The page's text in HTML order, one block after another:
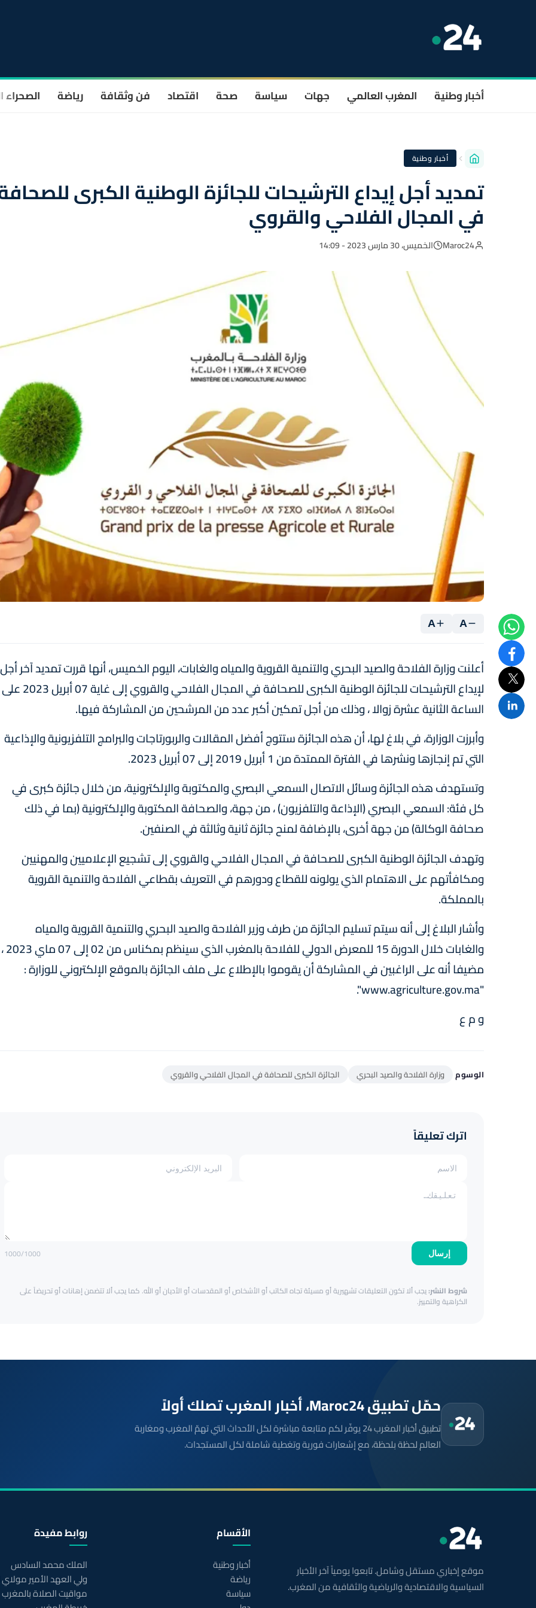
أخبار وطنية المغرب العالمي جهات سياسة صحة اقتصاد فن وثقافة رياضة الصحراء
أخبار وطنية
تمديد أجل إيداع الترشيحات للجائزة الوطنية الكبرى
في المجال الفلاحي والقروي
Maroc24 الخميس، 30 مارس 2023 - 14:09
A
A
أعلنت وزارة الفلاحة والصيد البحري والتنمية القروية والمياه والغابات، اليوم الخميس، أنها قررت تمديد آخر أجل
لإيداع الترشيحات للجائزة الوطنية الكبرى للصحافة في المجال الفلاحي والقروي إلى غاية 07 أبريل 2023 على
الساعة الثانية عشرة زوالا ، وذلك من أجل تمكين أكبر عدد من المرشحين من المشاركة فيها.
وأبرزت الوزارة، في بلاغ لها، أن هذه الجائزة ستتوج أفضل المقالات والربورتاجات والبرامج التلفزيونية والإذاعية
التي تم إنجازها ونشرها في الفترة الممتدة من 1 أبريل 2019 إلى 07 أبريل 2023.
وتستهدف هذه الجائزة وسائل الاتصال السمعي البصري والمكتوبة والإلكترونية، من خلال جائزة كبرى في
كل فئة: السمعي البصري (الإذاعة والتلفزيون) ، من جهة، والصحافة المكتوبة والإلكترونية (بما في ذلك
صحافة الوكالة) من جهة أخرى، بالإضافة لمنح جائزة ثانية وثالثة في الصنفين.
وتهدف الجائزة الوطنية الكبرى للصحافة في المجال الفلاحي والقروي إلى تشجيع الإعلاميين والمهنيين
ومكافأتهم على الاهتمام الذي يولونه للقطاع ودورهم في التعريف بقطاعي الفلاحة والتنمية القروية
بالمملكة.
وأشار البلاغ إلى أنه سيتم تسليم الجائزة من طرف وزير الفلاحة والصيد البحري والتنمية القروية والمياه
والغابات خلال الدورة 15 للمعرض الدولي للفلاحة بالمغرب الذي سينظم بمكناس من 02 إلى 07 ماي 2023 ،
مضيفا أنه على الراغبين في المشاركة أن يقوموا بالإطلاع على ملف الجائزة بالموقع الإلكتروني للوزارة :
"www.agriculture.gov.ma".
و م ع
الوسوم وزارة الفلاحة والصيد البحري الجائزة الكبرى للصحافة في المجال الفلاحي والقروي
اترك تعليقاً
إرسال 1000/1000
شروط النشر:يجب ألا تكون التعليقات تشهيرية أو مسيئة تجاه الكاتب أو الأشخاص أو المقدسات أو الأديان أو الله. كما يجب ألا تتضمن إهانات أو تحريضاً على
الكراهية والتمييز.
حمّل تطبيق Maroc24، أخبار المغرب تصلك أولاً
تطبيق أخبار المغرب 24 يوفّر لكم متابعة مباشرة لكل الأحداث التي تهمّ المغرب ومغاربة
العالم لحظة بلحظة، مع إشعارات فورية وتغطية شاملة لكل المستجدات.
موقع إخباري مستقل وشامل. تابعوا يومياً آخر الأخبار
السياسية والاقتصادية والرياضية والثقافية من المغرب.
الأقسام
أخبار وطنية
رياضة
سياسة
روابط مفيدة
الملك محمد السادس
ولي العهد الأمير
مواقيت الصلاة بالمغرب